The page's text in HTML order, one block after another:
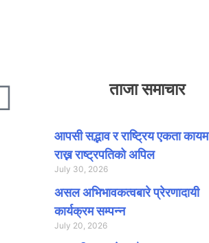
ताजा समाचार
आपसी सद्भाव र राष्ट्रिय एकता कायम
राख्न राष्ट्रपतिको अपिल
July 30, 2026
असल अभिभावकत्वबारे प्रेरणादायी
कार्यक्रम सम्पन्न
July 20, 2026